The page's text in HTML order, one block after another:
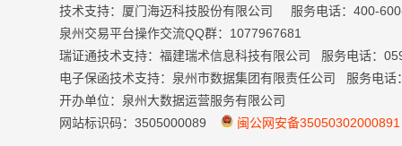
技术支持：厦门海迈科技股份有限公司 服务电话：400-
泉州交易平台操作交流QQ群：1077967681
瑞证通技术支持：福建瑞术信息科技有限公司 服务电话：
电子保函技术支持：泉州市数据集团有限责任公司 服务电话
开办单位：泉州大数据运营服务有限公司
网站标识码：3505000089
闽公网安备35050302000891